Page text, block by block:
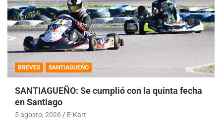
BREVES SANTIAGUEÑO
SANTIAGUEÑO: Se cumplió con la quinta fecha
en Santiago
5 agosto, 2026 E-Kart